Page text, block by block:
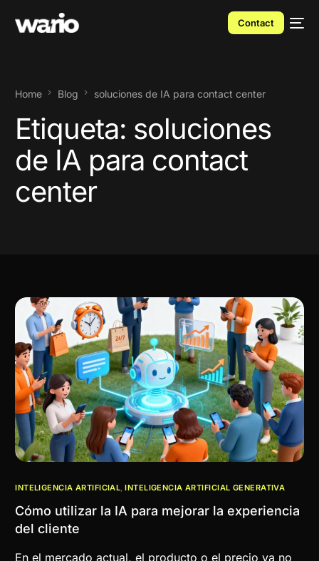
Contact
Home Blog soluciones de IA para contact center
Etiqueta: soluciones
de IA para contact
center
INTELIGENCIA ARTIFICIAL,INTELIGENCIA ARTIFICIAL GENERATIVA
Cómo utilizar la IA para mejorar la experiencia
del cliente
En el mercado actual, el producto o el precio ya no